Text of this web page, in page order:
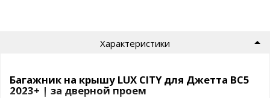
Характеристики
Багажник на крышу LUX CITY для Джетта ВС5
2023+ | за дверной проем